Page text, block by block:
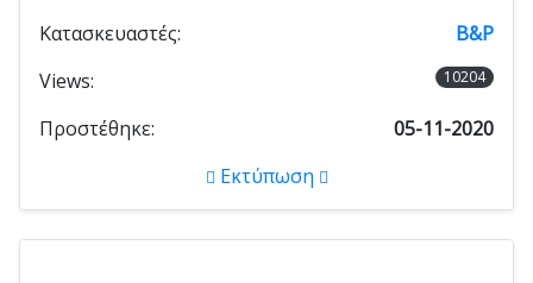
Κατασκευαστές:
B&P
Views:
10204
Προστέθηκε:
05-11-2020
Εκτύπωση